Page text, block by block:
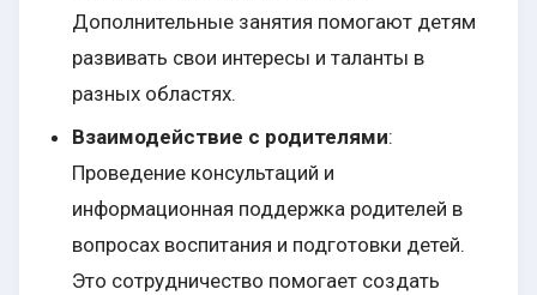
Дополнительные занятия помогают детям
развивать свои интересы и таланты в
разных областях.
Взаимодействие с родителями:
Проведение консультаций и
информационная поддержка родителей в
вопросах воспитания и подготовки детей.
Это сотрудничество помогает создать